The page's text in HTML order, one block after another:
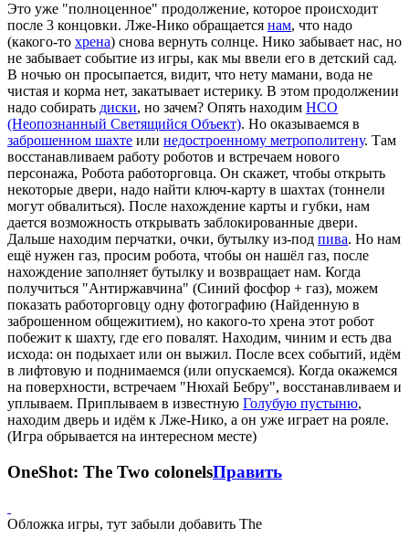
Это уже "полноценное" продолжение, которое происходит
после 3 концовки. Лже-Нико обращается нам, что надо
(какого-то хрена) снова вернуть солнце. Нико забывает нас, но
не забывает событие из игры, как мы ввели его в детский сад.
В ночью он просыпается, видит, что нету мамани, вода не
чистая и корма нет, закатывает истерику. В этом продолжении
надо собирать диски, но зачем? Опять находим НСО
(Неопознанный Светящийся Объект). Но оказываемся в
заброшенном шахте или недостроенному метрополитену. Там
восстанавливаем работу роботов и встречаем нового
персонажа, Робота работорговца. Он скажет, чтобы открыть
некоторые двери, надо найти ключ-карту в шахтах (тоннели
могут обвалиться). После нахождение карты и губки, нам
дается возможность открывать заблокированные двери.
Дальше находим перчатки, очки, бутылку из-под пива. Но нам
ещё нужен газ, просим робота, чтобы он нашёл газ, после
нахождение заполняет бутылку и возвращает нам. Когда
получиться "Антиржавчина" (Синий фосфор + газ), можем
показать работорговцу одну фотографию (Найденную в
заброшенном общежитием), но какого-то хрена этот робот
побежит к шахту, где его повалят. Находим, чиним и есть два
исхода: он подыхает или он выжил. После всех событий, идём
в лифтовую и поднимаемся (или опускаемся). Когда окажемся
на поверхности, встречаем "Нюхай Бебру", восстанавливаем и
уплываем. Приплываем в известную Голубую пустыню,
находим дверь и идём к Лже-Нико, а он уже играет на рояле.
(Игра обрывается на интересном месте)
OneShot: The Two colonelsПравить
Обложка игры, тут забыли добавить The